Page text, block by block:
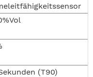
(T90)